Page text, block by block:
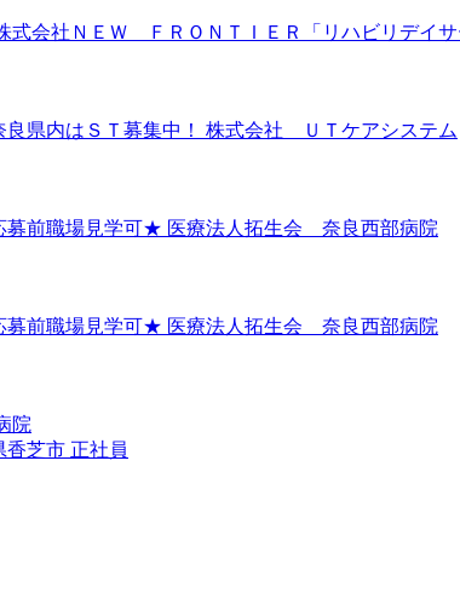
会社ＮＥＷ ＦＲＯＮＴＩＥＲ「リハビリデイ
県内はＳＴ募集中！ 株式会社 ＵＴケアシステム
前職場見学可★ 医療法人拓生会 奈良西部病院
前職場見学可★ 医療法人拓生会 奈良西部病院
院
香芝市 正社員